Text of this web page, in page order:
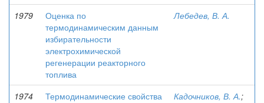
1979
Оценка по
термодинамическим данным
избирательности
электрохимической
регенерации реакторного
топлива
Лебедев, В. А.
1974
Термодинамические свойства
Кадочников, В. А.;